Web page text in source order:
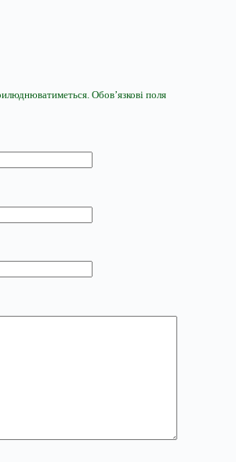
Обов’язкові поля